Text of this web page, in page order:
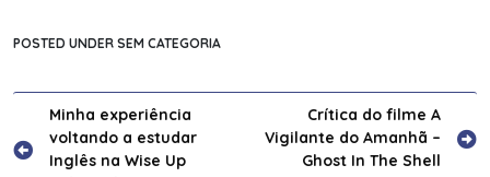
POSTED UNDER SEM CATEGORIA
Navegação
de
Minha experiência
voltando a estudar
Inglês na Wise Up
Crítica do filme A
Vigilante do Amanhã –
Ghost In The Shell